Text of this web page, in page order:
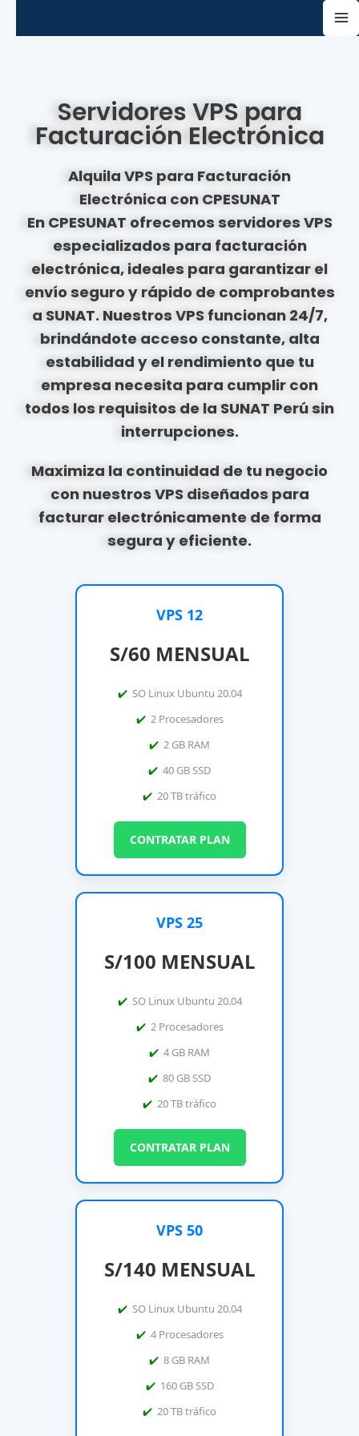
Servidores VPS para
Facturación Electrónica
Alquila VPS para Facturación
Electrónica con CPESUNAT
En CPESUNAT ofrecemosservidores VPS
especializados para facturación
electrónica, ideales para garantizar el
envío seguro y rápido de comprobantes
a SUNAT. NuestrosVPS funcionan 24/7,
brindándote acceso constante, alta
estabilidad y el rendimientoque tu
empresa necesita para cumplir con
todos los requisitos de la SUNAT Perúsin
interrupciones.
Maximiza la continuidad de tu negocio
con nuestros VPS diseñados para
facturar electrónicamente de forma
segura y eficiente.
VPS 12
S/60 MENSUAL
SO Linux Ubuntu 20.04
2 Procesadores
2 GB RAM
40 GB SSD
20 TB tráfico
CONTRATAR PLAN
VPS 25
S/100 MENSUAL
SO Linux Ubuntu 20.04
2 Procesadores
4 GB RAM
80 GB SSD
20 TB tráfico
CONTRATAR PLAN
VPS 50
S/140 MENSUAL
SO Linux Ubuntu 20.04
4 Procesadores
8 GB RAM
160 GB SSD
20 TB tráfico